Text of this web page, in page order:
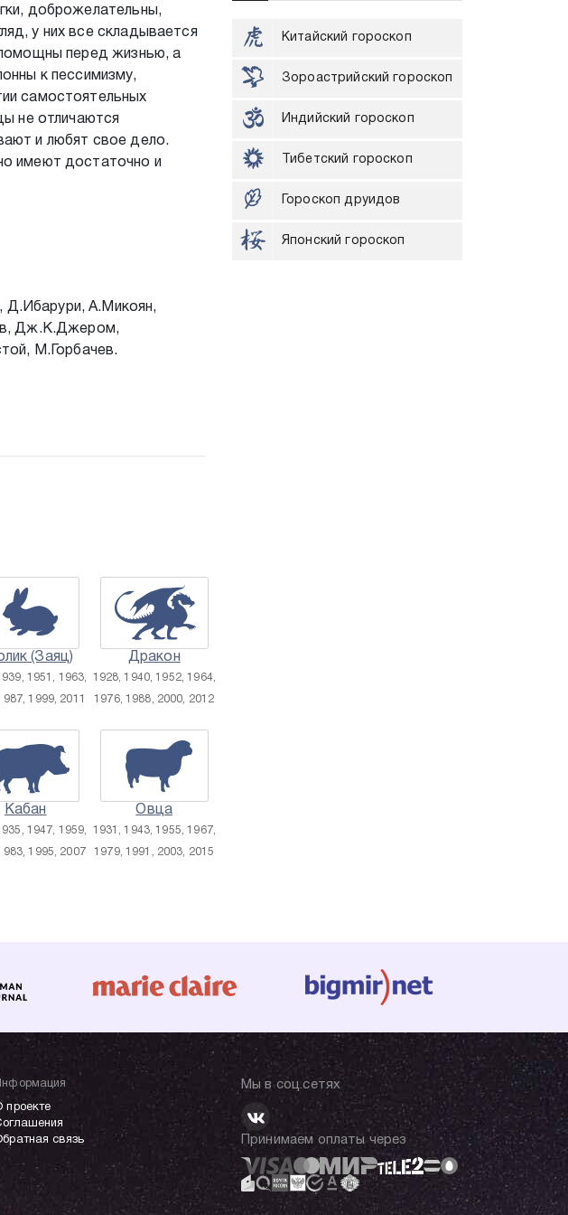
доброжелательны,
у них все складывается
перед жизнью, а
к пессимизму,
самостоятельных
не отличаются
и любят свое дело.
имеют достаточно и
Д.Ибарури, А.Микоян,
Дж.К.Джером,
М.Горбачев.
(Заяц)
1951, 1963,
1999, 2011
Дракон
1928, 1940, 1952, 1964,
1976, 1988, 2000, 2012
Кабан
1947, 1959,
1995, 2007
Овца
1931, 1943, 1955, 1967,
1979, 1991, 2003, 2015
Китайский гороскоп
Зороастрийский гороскоп
Индийский гороскоп
Тибетский гороскоп
Гороскоп друидов
Японский гороскоп
проекте
связь
Мы в соц.сетях
Принимаем оплаты через